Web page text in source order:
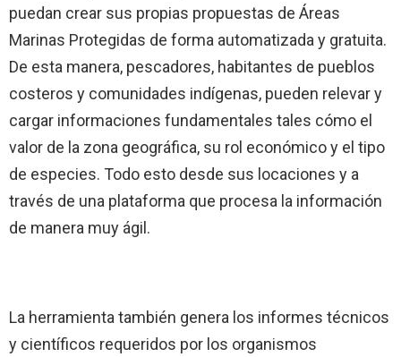
puedan crear sus propias propuestas de Áreas
Marinas Protegidas de forma automatizada y gratuita.
De esta manera, pescadores, habitantes de pueblos
costeros y comunidades indígenas, pueden relevar y
cargar informaciones fundamentales tales cómo el
valor de la zona geográfica, su rol económico y el tipo
de especies. Todo esto desde sus locaciones y a
través de una plataforma que procesa la información
de manera muy ágil.
La herramienta también genera los informes técnicos
y científicos requeridos por los organismos